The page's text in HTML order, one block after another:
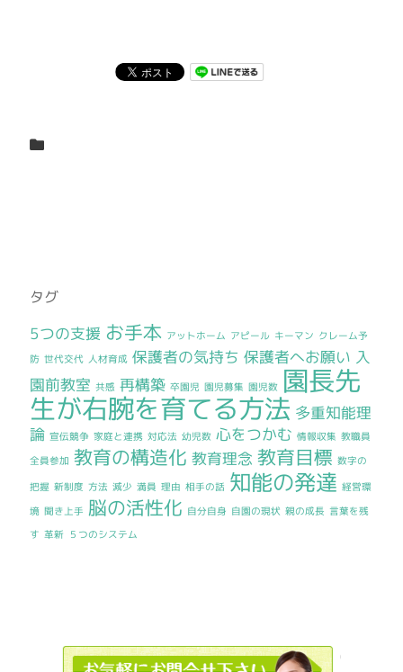
タグ
5つの支援 お手本 アットホーム アピール キーマン クレーム予
防 世代交代 人材育成 保護者の気持ち 保護者へお願い 入
園前教室 共感 再構築 卒園児 園児募集 園児数 園長先
生が右腕を育てる方法 多重知能理
論 宣伝競争 家庭と連携 対応法 幼児数 心をつかむ 情報収集 教職員
全員参加 教育の構造化 教育理念 教育目標 数字の
把握 新制度 方法 減少 満員 理由 相手の話 知能の発達 経営環
境 聞き上手 脳の活性化 自分自身 自園の現状 親の成長 言葉を残
す 革新 ５つのシステム